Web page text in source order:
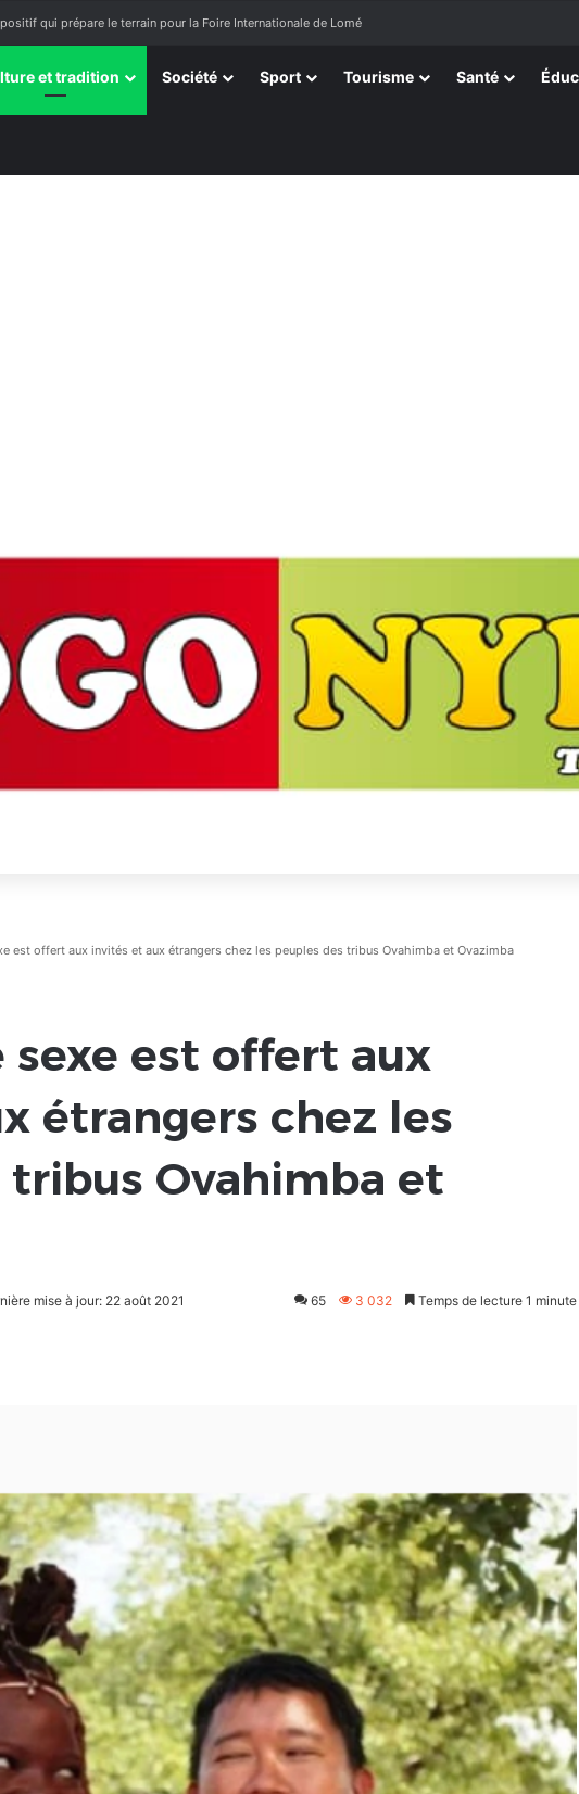
qui prépare le terrain pour la Foire Internationale de Lomé
et tradition Société Sport Tourisme Santé
est offert aux invités et aux étrangers chez les peuples des tribus Ovahimba et Ovazimba
sexe est offert aux
étrangers chez les
tribus Ovahimba et
mise à jour: 22 août 2021 65 3 032 Temps de lecture 1 minute